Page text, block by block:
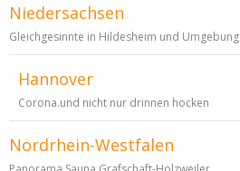
Niedersachsen
Gleichgesinnte in Hildesheim und Umgebung
Hannover
Corona.und nicht nur drinnen hocken
Nordrhein-Westfalen